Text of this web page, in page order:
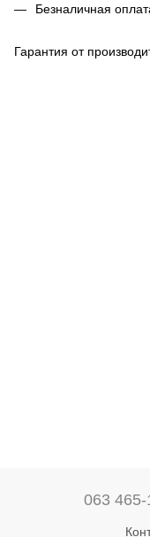
Безналичная
Гарантия от
063